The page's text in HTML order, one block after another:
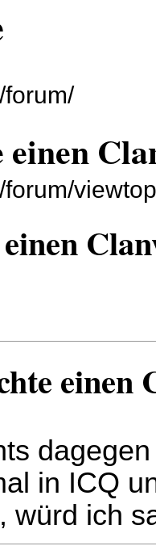
forum/
einen
in ICQ
würd ich